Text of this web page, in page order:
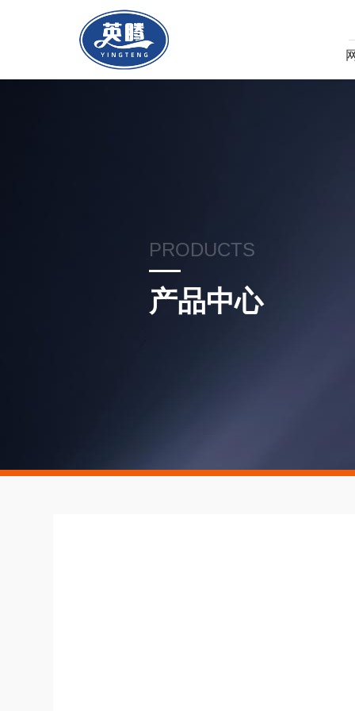
PRODUCTS
产品中心